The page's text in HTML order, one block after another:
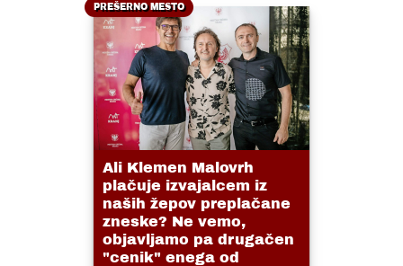
PREŠERNO MESTO
Ali Klemen Malovrh
plačuje izvajalcem iz
naših žepov preplačane
zneske? Ne vemo,
objavljamo pa drugačen
"cenik" enega od